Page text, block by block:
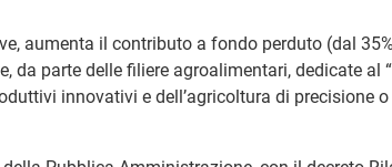
aumenta il contributo a fondo perduto (dal
da parte delle filiere agroalimentari, dedicate
innovativi e dell’agricoltura di precisione